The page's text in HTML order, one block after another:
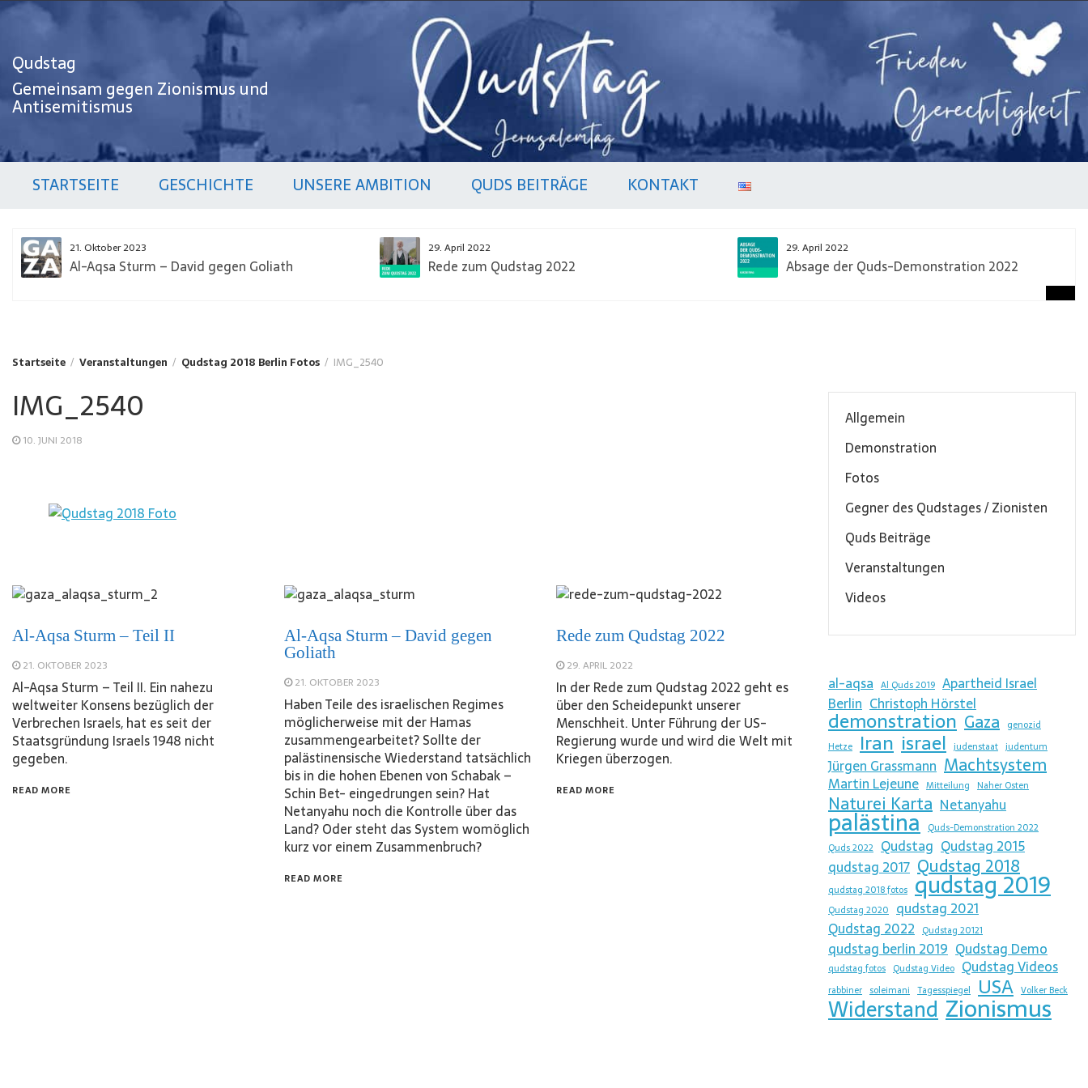
Zum
Qudstag
Gemeinsam gegen Zionismus und
Antisemitismus
STARTSEITE GESCHICHTE UNSERE AMBITION QUDS BEITRÄGE KONTAKT
21. Oktober 2023
Al-Aqsa Sturm – David gegen Goliath
29. April 2022
Rede zum Qudstag 2022
29. April 2022
Absage der Quds-Demonstration 2022
Startseite Veranstaltungen Qudstag 2018 Berlin Fotos IMG_2540
IMG_2540
10. JUNI 2018
Al-Aqsa Sturm – Teil II
21. OKTOBER 2023
Al-Aqsa Sturm – Teil II. Ein nahezu
weltweiter Konsens bezüglich der
Verbrechen Israels, hat es seit der
Staatsgründung Israels 1948 nicht
gegeben.
READ MORE
Al-Aqsa Sturm – David gegen
Goliath
21. OKTOBER 2023
Haben Teile des israelischen Regimes
möglicherweise mit der Hamas
zusammengearbeitet? Sollte der
palästinensische Wiederstand tatsächlich
bis in die hohen Ebenen von Schabak –
Schin Bet- eingedrungen sein? Hat
Netanyahu noch die Kontrolle über das
Land? Oder steht das System womöglich
kurz vor einem Zusammenbruch?
READ MORE
Rede zum Qudstag 2022
29. APRIL 2022
In der Rede zum Qudstag 2022 geht es
über den Scheidepunkt unserer
Menschheit. Unter Führung der US-
Regierung wurde und wird die Welt mit
Kriegen überzogen.
READ MORE
Allgemein
Demonstration
Fotos
Gegner des Qudstages / Zionisten
Quds Beiträge
Veranstaltungen
Videos
al-aqsa Al Quds 2019 Apartheid Israel
Berlin Christoph Hörstel
demonstration Gaza genozid
Hetze Iran israel judenstaat judentum
Jürgen Grassmann Machtsystem
Martin Lejeune Mitteilung Naher Osten
Naturei Karta Netanyahu
palästina Quds-Demonstration 2022
Quds 2022
Qudstag Qudstag 2015
qudstag 2017 Qudstag 2018
qudstag 2018 fotos qudstag 2019
Qudstag 2020
qudstag 2021
Qudstag 2022
Qudstag 20121
qudstag berlin 2019 Qudstag Demo
qudstag fotos Qudstag Video Qudstag Videos
rabbiner soleimani Tagesspiegel USA Volker Beck
Widerstand Zionismus